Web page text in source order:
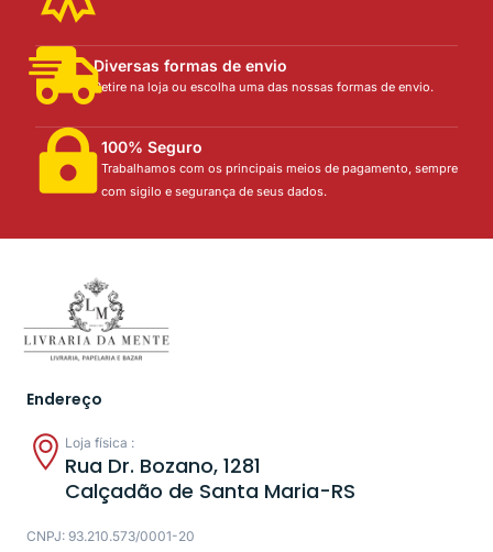
Diversas formas de envio
Retire na loja ou escolha uma das nossas formas de envio.
100% Seguro
Trabalhamos com os principais meios de pagamento, sempre
com sigilo e segurança de seus dados.
Endereço
Loja física :
Rua Dr. Bozano, 1281
Calçadão de Santa Maria-RS
CNPJ: 93.210.573/0001-20